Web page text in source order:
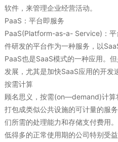
软件，来管理企业经营活动。
PaaS：平台即服务
PaaS(Platform-as-a- Service)：平
件研发的平台作为一种服务，以
PaaS也是SaaS模式的一种应用。
发展，尤其是加快SaaS应用的开发
按需计算
顾名思义，按需(on—demand)计算
打包成类似公共设施的可计量的服
们所需的处理能力和存储支付费用
低得多的正常使用期的公司特别受